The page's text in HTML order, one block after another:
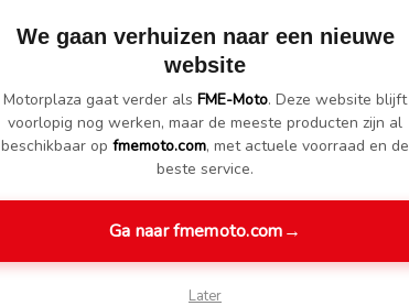
We gaan verhuizen naar een nieuwe
website
Motorplaza gaat verder als FME-Moto. Deze website blijft
voorlopig nog werken, maar de meeste producten zijn al
beschikbaar op fmemoto.com, met actuele voorraad en de
beste service.
Ga naar fmemoto.com→
Later